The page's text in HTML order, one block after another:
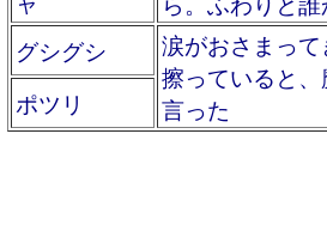
グシグシ
涙がおさまって
擦っていると
言った
ポツリ